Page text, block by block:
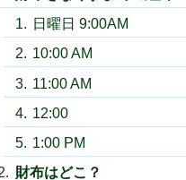
日曜日 9:00AM
10:00 AM
11:00 AM
12:00
1:00 PM
財布はどこ？